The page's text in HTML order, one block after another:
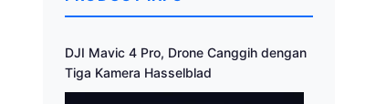
DJI Mavic 4 Pro, Drone Canggih dengan
Tiga Kamera Hasselblad